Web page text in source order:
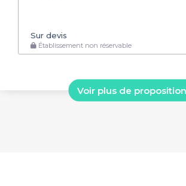
Sur devis
Établissement non réservable
Voir plus de